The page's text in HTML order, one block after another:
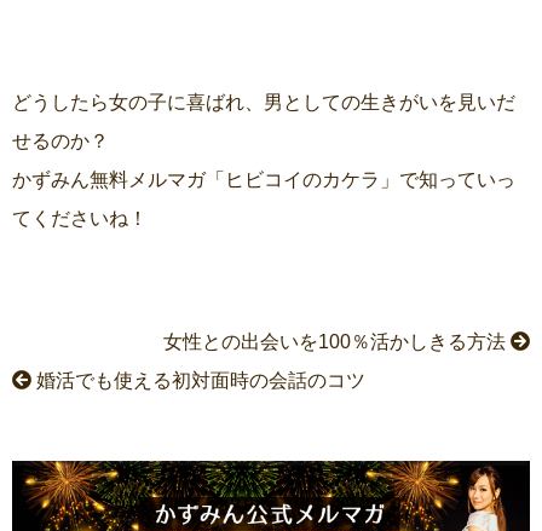
どうしたら女の子に喜ばれ、男としての生きがいを見いだ
せるのか？
かずみん無料メルマガ「ヒビコイのカケラ」で知っていっ
てくださいね！
女性との出会いを100％活かしきる方法
婚活でも使える初対面時の会話のコツ